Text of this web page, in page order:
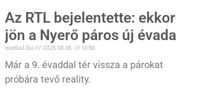
Az RTL bejelentette: ekkor
jön a Nyerő páros új évada
media1.hu 2025.08.18. 10:50
Már a 9. évaddal tér vissza a párokat
próbára tevő reality.